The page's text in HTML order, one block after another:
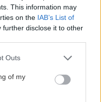
This information may
on the IAB’s List of
further disclose it to other
one or more Google
You may click to
its third-party tags to
in below Google
Outs
of my